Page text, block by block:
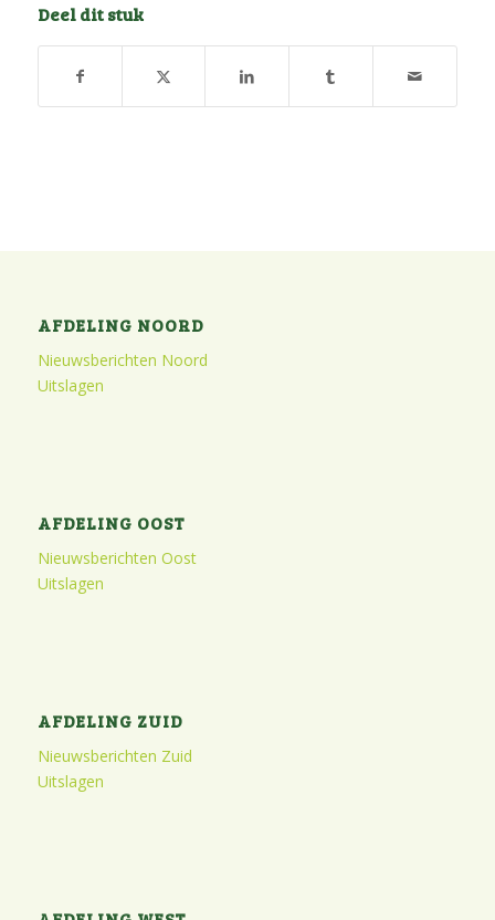
Deel dit stuk
AFDELING NOORD
Nieuwsberichten Noord
Uitslagen
AFDELING OOST
Nieuwsberichten Oost
Uitslagen
AFDELING ZUID
Nieuwsberichten Zuid
Uitslagen